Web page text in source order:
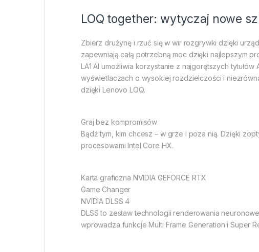
LOQ together: wytyczaj nowe
Zbierz drużynę i rzuć się w wir rozgrywki dzięki
zapewniają całą potrzebną moc dzięki najlepszym
LA1 AI umożliwia korzystanie z najgorętszych
wyświetlaczach o wysokiej rozdzielczości i
dzięki Lenovo LOQ.
Graj bez kompromisów
Bądź tym, kim chcesz – w grze i poza nią. Dzięki
procesowami Intel Core HX.
Karta graficzna NVIDIA GEFORCE RTX
Game Changer
NVIDIA DLSS 4
DLSS to zestaw technologii renderowania
wprowadza funkcje Multi Frame Generation i Super